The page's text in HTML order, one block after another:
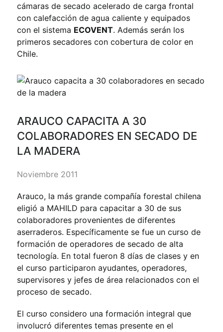
cámaras de secado acelerado de carga frontal
con calefacción de agua caliente y equipados
con el sistema ECOVENT. Además serán los
primeros secadores con cobertura de color en
Chile.
ARAUCO CAPACITA A 30
COLABORADORES EN SECADO DE
LA MADERA
Noviembre 2011
Arauco, la más grande compañía forestal chilena
eligió a MAHILD para capacitar a 30 de sus
colaboradores provenientes de diferentes
aserraderos. Específicamente se fue un curso de
formación de operadores de secado de alta
tecnología. En total fueron 8 días de clases y en
el curso participaron ayudantes, operadores,
supervisores y jefes de área relacionados con el
proceso de secado.
El curso considero una formación integral que
involucró diferentes temas presente en el